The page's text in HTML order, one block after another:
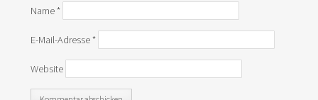
Name*
E-Mail-Adresse*
Website